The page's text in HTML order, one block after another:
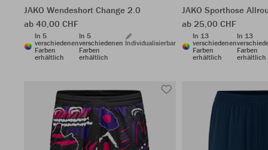
JAKO Wendeshort Change 2.0
ab 40,00 CHF
In 5
verschiedenen
Farben
erhältlich
In 5
verschiedenen
Farben
erhältlich
Individualisierbar
JAKO Sporthose
ab 25,00 CHF
In 13
verschiedenen
Farben
erhältlich
In 13
Farben
erhältlich